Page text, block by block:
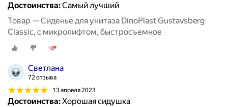
Достоинства:Самый лучший
Товар — Сиденье для унитаза DinoPlast Gustavsberg
Classic, с микролифтом, быстросъемное
Светлана
72 отзыва
13 апреля 2023
Достоинства:Хорошая сидушка